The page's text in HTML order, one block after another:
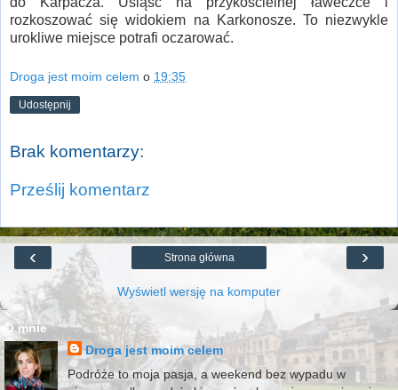
rozkoszować się widokiem na Karkonosze. To niezwykle
urokliwe miejsce potrafi oczarować.
Droga jest moim celem o 19:35
Udostępnij
Brak komentarzy:
Prześlij komentarz
‹ ›
Strona główna
Wyświetl wersję na komputer
O mnie
Droga jest moim celem
Podróże to moja pasja, a weekend bez wypadu w